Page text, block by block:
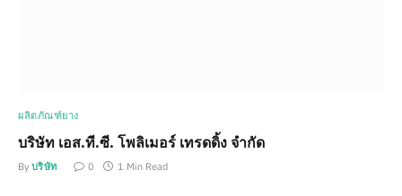
ผลิตภัณฑ์ยาง
บริษัท เอส.ที.ซี. โพลิเมอร์ เทรดดิ้ง จำกัด
By บริษัท 0 1 Min Read